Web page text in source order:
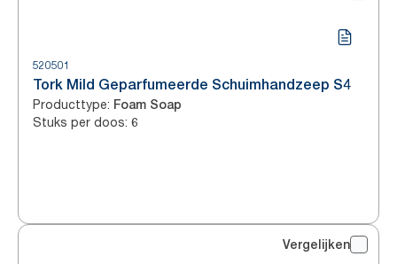
520501
Tork Mild Geparfumeerde Schuimhandzeep S4
Producttype: Foam Soap
Stuks per doos: 6
Vergelijken